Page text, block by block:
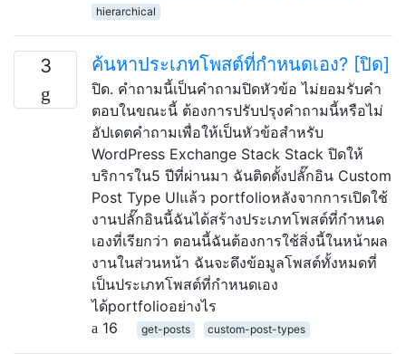
hierarchical
3 ค้นหาประเภทโพสต์ที่กำหนดเอง? [ปิด]
ปิด. คำถามนี้เป็นคำถามปิดหัวข้อ ไม่ยอมรับคำ
ตอบในขณะนี้ ต้องการปรับปรุงคำถามนี้หรือไม่
อัปเดตคำถามเพื่อให้เป็นหัวข้อสำหรับ
WordPress Exchange Stack Stack ปิดให้
บริการใน5 ปีที่ผ่านมา ฉันติดตั้งปลั๊กอิน Custom
Post Type UIแล้ว portfolioหลังจากการเปิดใช้
งานปลั๊กอินนี้ฉันได้สร้างประเภทโพสต์ที่กำหนด
เองที่เรียกว่า ตอนนี้ฉันต้องการใช้สิ่งนี้ในหน้าผล
งานในส่วนหน้า ฉันจะดึงข้อมูลโพสต์ทั้งหมดที่
เป็นประเภทโพสต์ที่กำหนดเอง
ได้portfolioอย่างไร
16
get-posts custom-post-types